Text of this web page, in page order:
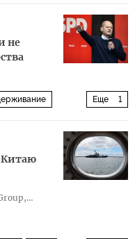
не
Еще 1
Китаю